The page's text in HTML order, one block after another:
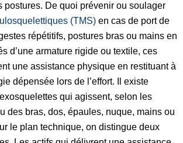
postures. De quoi prévenir ou soulager
(TMS) en cas de port de
répétitifs, postures bras ou mains en
d’une armature rigide ou textile, ces
une assistance physique en restituant à
dépensée lors de l’effort. Il existe
qui agissent, selon les
des bras, dos, épaules, nuque, mains ou
le plan technique, on distingue deux